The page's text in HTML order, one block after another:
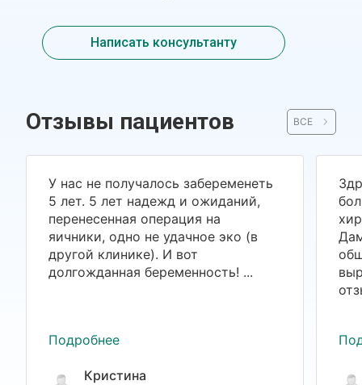
Написать консультанту
Отзывы пациентов ВСЕ
У нас не получалось забеременеть
5 лет. 5 лет надежд и ожиданий,
перенесенная операция на
яичники, одно не удачное эко (в
другой клинике). И вот
долгожданная беременность! ...
Подробнее
Кристина